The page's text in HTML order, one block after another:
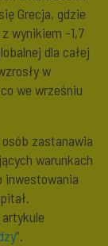
Grecja, gdzie
wynikiem -1,7
dla całej
w
we wrześniu
zastanawia
warunkach
inwestowania
”.